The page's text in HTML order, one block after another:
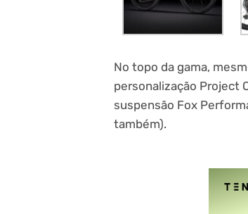
No topo da gama,
personalização Project
suspensão Fox
também).